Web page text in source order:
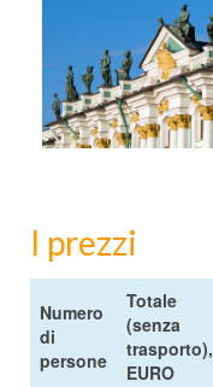
I prezzi
Numero
di
persone
Totale
(senza
trasporto),
EURO